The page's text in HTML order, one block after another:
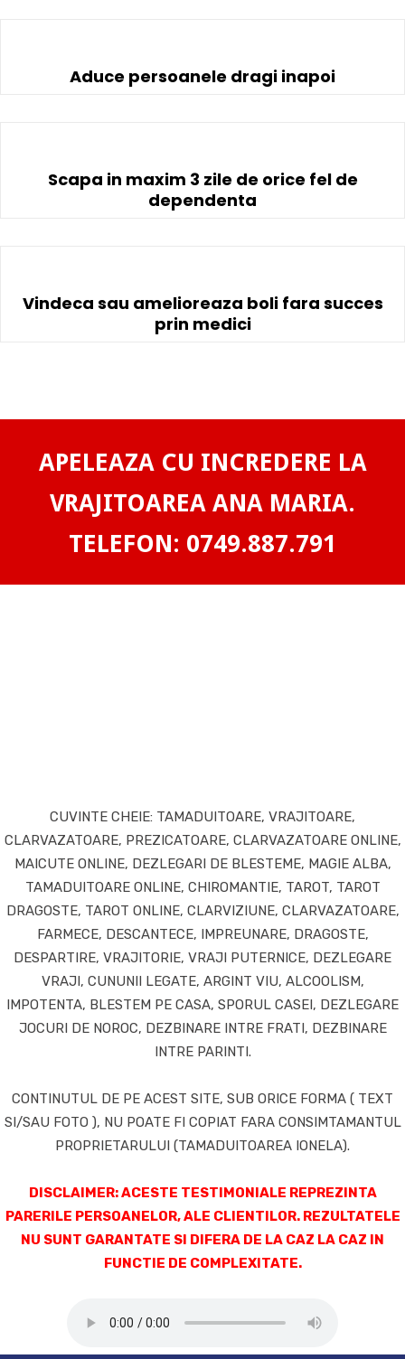
Aduce persoanele dragi inapoi
Scapa in maxim 3 zile de orice fel de
dependenta
Vindeca sau amelioreaza boli fara succes
prin medici
APELEAZA CU INCREDERE LA
VRAJITOAREA ANA MARIA.
TELEFON: 0749.887.791
CUVINTE CHEIE: TAMADUITOARE, VRAJITOARE,
CLARVAZATOARE, PREZICATOARE, CLARVAZATOARE ONLINE,
MAICUTE ONLINE, DEZLEGARI DE BLESTEME, MAGIE ALBA,
TAMADUITOARE ONLINE, CHIROMANTIE, TAROT, TAROT
DRAGOSTE, TAROT ONLINE, CLARVIZIUNE, CLARVAZATOARE,
FARMECE, DESCANTECE, IMPREUNARE, DRAGOSTE,
DESPARTIRE, VRAJITORIE, VRAJI PUTERNICE, DEZLEGARE
VRAJI, CUNUNII LEGATE, ARGINT VIU, ALCOOLISM,
IMPOTENTA, BLESTEM PE CASA, SPORUL CASEI, DEZLEGARE
JOCURI DE NOROC, DEZBINARE INTRE FRATI, DEZBINARE
INTRE PARINTI.
CONTINUTUL DE PE ACEST SITE, SUB ORICE FORMA ( TEXT
SI/SAU FOTO ), NU POATE FI COPIAT FARA CONSIMTAMANTUL
PROPRIETARULUI (TAMADUITOAREA IONELA).
DISCLAIMER: ACESTE TESTIMONIALE REPREZINTA
PARERILE PERSOANELOR, ALE CLIENTILOR. REZULTATELE
NU SUNT GARANTATE SI DIFERA DE LA CAZ LA CAZ IN
FUNCTIE DE COMPLEXITATE.